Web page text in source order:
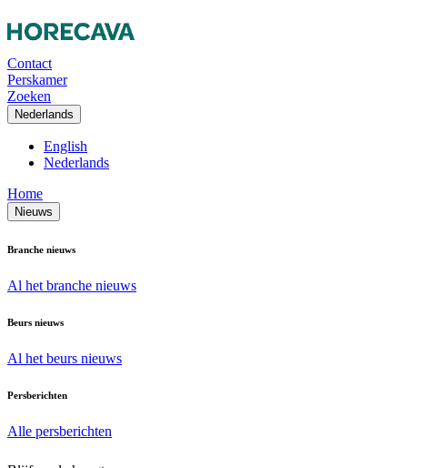
Contact
Perskamer
Zoeken
Nederlands
English
Nederlands
Home
Nieuws
Branche nieuws
Al het branche nieuws
Beurs nieuws
Al het beurs nieuws
Persberichten
Alle persberichten